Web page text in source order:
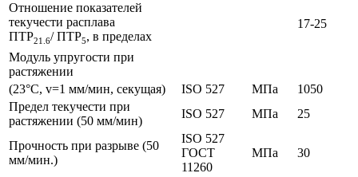
Отношение показателей
текучести расплава
ПТР21.6/ ПТР5, в пределах
17-25
Модуль упругости при
растяжении
(23°C, v=1 мм/мин, секущая)
ISO 527 МПа
1050
Предел текучести при
растяжении (50 мм/мин)
ISO 527 МПа 25
Прочность при разрыве (50
мм/мин.)
ISO 527
ГОСТ
11260
МПа 30